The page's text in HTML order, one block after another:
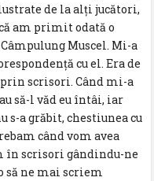
de la alți jucători,
am primit odată o
Muscel. Mi-a
cu el. Era de
scrisori. Când mi-a
să-l văd eu întâi, iar
s-a grăbit, chestiunea cu
când vom avea
în scrisori gândindu-ne
să ne mai scriem